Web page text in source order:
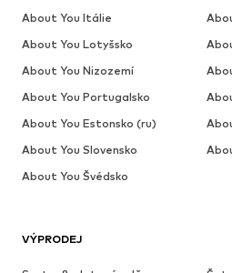
VÝPRODEJ
About You Itálie
About You Lotyšsko
About You Nizozemí
About You Portugalsko
About You Estonsko (ru)
About You Slovensko
About You Švédsko